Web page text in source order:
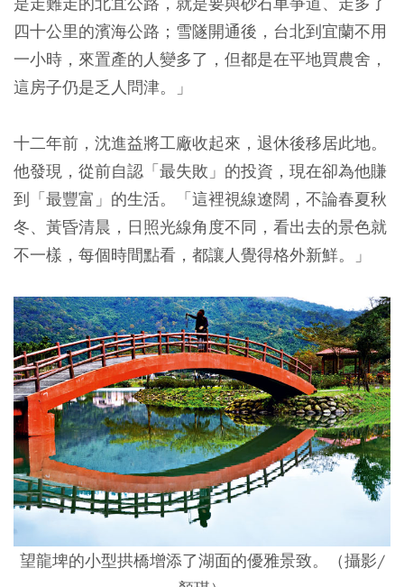
四十公里的濱海公路；雪隧開通後，台北到宜蘭不用
一小時，來置產的人變多了，但都是在平地買農舍，
這房子仍是乏人問津。」
十二年前，沈進益將工廠收起來，退休後移居此地。
他發現，從前自認「最失敗」的投資，現在卻為他賺
到「最豐富」的生活。「這裡視線遼闊，不論春夏秋
冬、黃昏清晨，日照光線角度不同，看出去的景色就
不一樣，每個時間點看，都讓人覺得格外新鮮。」
望龍埤的小型拱橋增添了湖面的優雅景致。（攝影/